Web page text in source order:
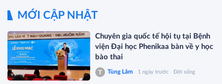
MỚI CẬP NHẬT
Chuyên gia quốc tế hội tụ tại Bệnh
viện Đại học Phenikaa bàn về y học
bào thai
Tùng Lâm 1 ngày trước Đời sống